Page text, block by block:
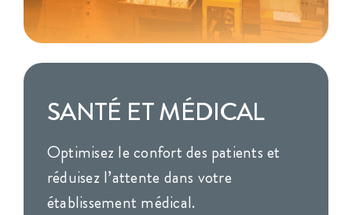
SANTÉ ET MÉDICAL
Optimisez le confort des patients et
réduisez l’attente dans votre
établissement médical.